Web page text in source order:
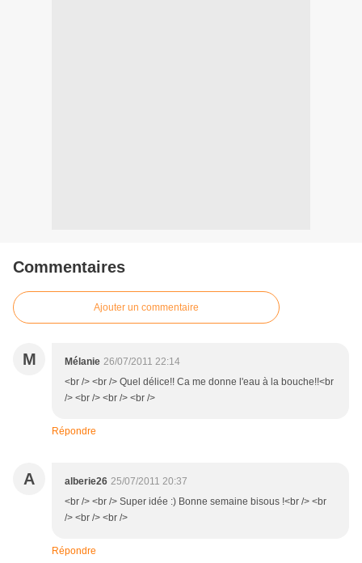
Commentaires
Ajouter un commentaire
M Mélanie 26/07/2011 22:14
<br /> <br /> Quel délice!! Ca me donne l'eau à la bouche!!<br
/> <br /> <br /> <br />
Répondre
A alberie26 25/07/2011 20:37
<br /> <br /> Super idée :) Bonne semaine bisous !<br /> <br
/> <br /> <br />
Répondre